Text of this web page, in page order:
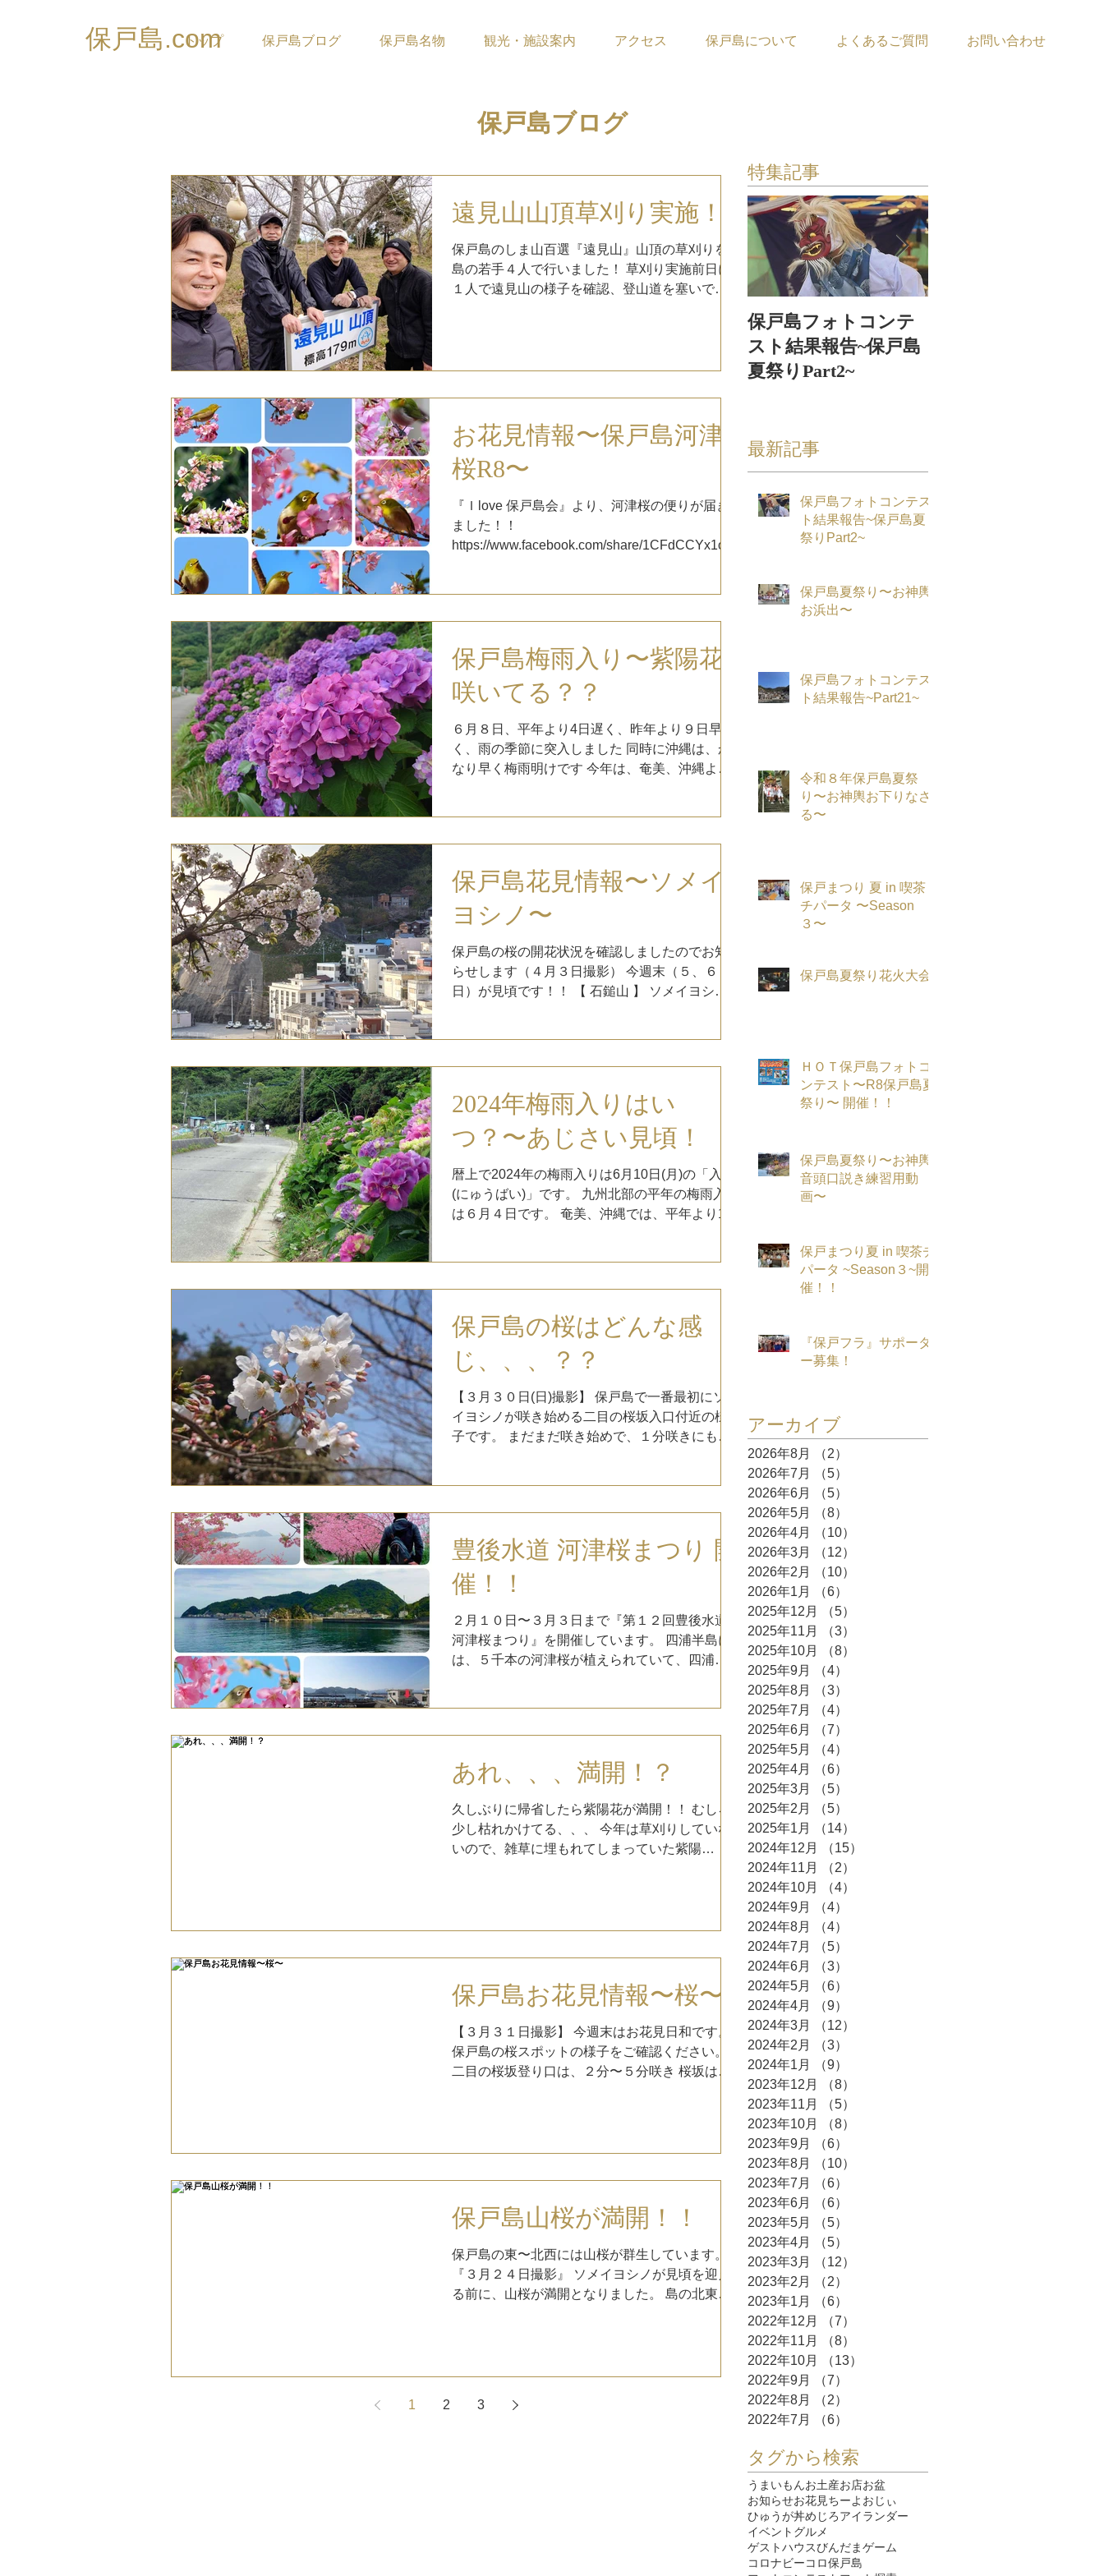
保戸島.com
トップ 保戸島ブログ 保戸島名物 観光・施設案内 アクセス 保戸島について よくあるご質問 お問い合わせ
​保戸島ブログ
遠見山山頂草刈り実施！
保戸島のしま山百選『遠見山』山頂の草刈りを
島の若手４人で行いました！ 草刈り実施前日に
１人で遠見山の様子を確認、登山道を塞いでい
て、手分けをして草刈り開始！ 途中から１人参
した 狩った草などがまだそのままだったり、も
う少し手入れが必要ですが、今回はここまで！
山頂の桜が咲くまでにはきちんとせい整備した
お花見情報〜保戸島河津
桜R8〜
『Ｉlove 保戸島会』より、河津桜の便りが届き
ました！！
https://www.facebook.com/share/1CFdCCYx1o/
植えられていて、河津桜越しに眺める海や半
島、保戸島の景色を楽しみながらベンチに座っ
てゆったり過ごすのはいかがでしょうか？ （２
月１８日撮影） 保戸島の河津桜が見頃を迎えま
した 今週末の３連休にお花見に出かけてみて
は？ 街中では見かける数が少なくなっていると
聞く大分県の県鳥『メジロ』が、保戸島ではい
っぱい飛んでいます 車も来ない、人も滅多に来
保戸島梅雨入り〜紫陽花
咲いてる？？
６月８日、平年より4日遅く、昨年より９日早
く、雨の季節に突入しました 同時に沖縄は、か
なり早く梅雨明けです 今年は、奄美、沖縄より
保戸島花見情報〜ソメイ
ヨシノ〜
保戸島の桜の開花状況を確認しましたのでお知
らせします（４月３日撮影） 今週末（５、６
日）が見頃です！！ 【 石鎚山 】 ソメイヨシノ
近...
2024年梅雨入りはい
つ？〜あじさい見頃！
暦上で2024年の梅雨入りは6月10日(月)の「入梅
(にゅうばい)」です。 九州北部の平年の梅雨入り
は６月４日です。 奄美、沖縄では、平年より10
保戸島の桜はどんな感
じ、、、？？
【３月３０日(日)撮影】 保戸島で一番最初にソメ
イヨシノが咲き始める二目の桜坂入口付近の様
子です。 まだまだ咲き始めで、１分咲きにもい
豊後水道 河津桜まつり 開
催！！
２月１０日〜３月３日まで『第１２回豊後水道
河津桜まつり』を開催しています。 四浦半島に
は、５千本の河津桜が植えられていて、四浦半
あれ、、、満開！？
久しぶりに帰省したら紫陽花が満開！！ むしろ
少し枯れかけてる、、、 今年は草刈りしていな
いので、雑草に埋もれてしまっていた紫陽
保戸島お花見情報〜桜〜
【３月３１日撮影】 今週末はお花見日和です。
保戸島の桜スポットの様子をご確認ください。
二目の桜坂登り口は、２分〜５分咲き 桜坂は、
保戸島山桜が満開！！
保戸島の東〜北西には山桜が群生しています。
『３月２４日撮影』 ソメイヨシノが見頃を迎え
る前に、山桜が満開となりました。 島の北東
1 2 3
特集記事
保戸島フォトコンテ
スト結果報告~保戸島
夏祭りPart2~
最新記事
保戸島フォトコンテス
ト結果報告~保戸島夏
祭りPart2~
保戸島夏祭り〜お神輿
お浜出〜
保戸島フォトコンテス
ト結果報告~Part21~
令和８年保戸島夏祭
り〜お神輿お下りなさ
る〜
保戸まつり 夏 in 喫茶
チパータ 〜Season
３〜
保戸島夏祭り花火大会
ＨＯＴ保戸島フォトコ
ンテスト〜R8保戸島夏
祭り〜 開催！！
保戸島夏祭り〜お神輿
音頭口説き練習用動
画〜
保戸まつり夏 in 喫茶チ
パータ ~Season３~開
催！！
『保戸フラ』サポータ
ー募集！
アーカイブ
2026年8月 （2）
2026年7月
（5）
2026年6月
（5）
2026年5月
（8）
2026年4月
（10）
2026年3月
（12）
2026年2月
（10）
2026年1月
（6）
2025年12月
（5）
2025年11月
（3）
2025年10月
（8）
2025年9月
（4）
2025年8月
（3）
2025年7月
（4）
2025年6月
（7）
2025年5月
（4）
2025年4月
（6）
2025年3月
（5）
2025年2月
（5）
2025年1月
（14）
2024年12月
（15）
2024年11月
（2）
2024年10月
（4）
2024年9月
（4）
2024年8月
（4）
2024年7月
（5）
2024年6月
（3）
2024年5月
（6）
2024年4月
（9）
2024年3月
（12）
2024年2月
（3）
2024年1月
（9）
2023年12月
（8）
2023年11月
（5）
2023年10月
（8）
2023年9月
（6）
2023年8月
（10）
2023年7月
（6）
2023年6月
（6）
2023年5月
（5）
2023年4月
（5）
2023年3月
（12）
2023年2月
（2）
2023年1月
（6）
2022年12月
（7）
2022年11月
（8）
2022年10月
（13）
2022年9月
（7）
2022年8月
（2）
2022年7月
（6）
タグから検索
うまいもんお土産お店お盆
お知らせお花見ちーよおじぃ
ひゅうが丼めじろアイランダー
イベント グルメ
ゲストハウスびんだまゲーム
コロナビーコロ保戸島